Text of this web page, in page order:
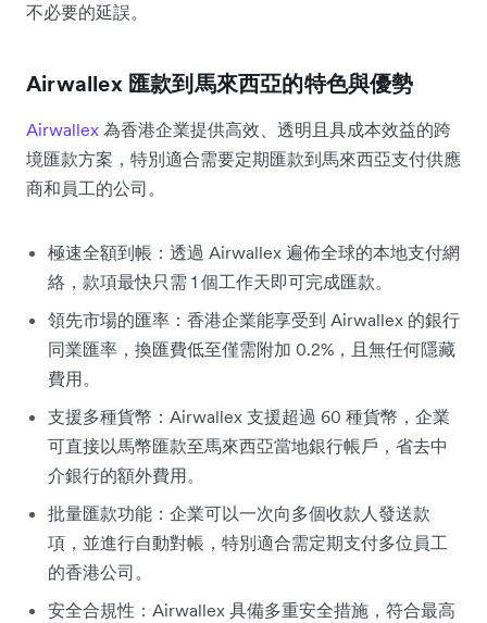
不必要的延誤。
Airwallex 匯款到馬來西亞的特色與優勢
Airwallex 為香港企業提供高效、透明且具成本效益的跨
境匯款方案，特別適合需要定期匯款到馬來西亞支付供應
商和員工的公司。
極速全額到帳：透過 Airwallex 遍佈全球的本地支付網
絡，款項最快只需 1 個工作天即可完成匯款。
領先市場的匯率：香港企業能享受到 Airwallex 的銀行
同業匯率，換匯費低至僅需附加 0.2%，且無任何隱藏
費用。
支援多種貨幣：Airwallex 支援超過 60 種貨幣，企業
可直接以馬幣匯款至馬來西亞當地銀行帳戶，省去中
介銀行的額外費用。
批量匯款功能：企業可以一次向多個收款人發送款
項，並進行自動對帳，特別適合需定期支付多位員工
的香港公司。
安全合規性：Airwallex 具備多重安全措施，符合最高